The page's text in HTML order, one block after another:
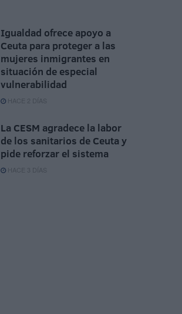
Igualdad ofrece apoyo a
Ceuta para proteger a las
mujeres inmigrantes en
situación de especial
vulnerabilidad
HACE 2 DÍAS
La CESM agradece la labor
de los sanitarios de Ceuta y
pide reforzar el sistema
HACE 3 DÍAS